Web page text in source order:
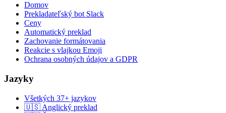
Domov
Prekladateľský bot Slack
Ceny
Automatický preklad
Zachovanie formátovania
Reakcie s vlajkou Emoji
Ochrana osobných údajov a GDPR
Jazyky
Všetkých 37+ jazykov
🇺🇸 Anglický preklad